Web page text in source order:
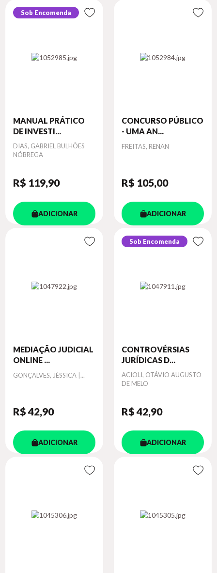
Sob Encomenda
MANUAL PRÁTICO
DE INVESTI...
Autor
DIAS, GABRIEL BULHÕES
NÓBREGA
R$ 119,90
ADICIONAR
CONCURSO PÚBLICO
- UMA AN...
Autor
FREITAS, RENAN
R$ 105,00
ADICIONAR
MEDIAÇÃO JUDICIAL
ONLINE ...
Autor
GONÇALVES, JÉSSICA |...
R$ 42,90
ADICIONAR
Sob Encomenda
CONTROVÉRSIAS
JURÍDICAS D...
Autor
ACIOLI, OTÁVIO AUGUSTO
DE MELO
R$ 42,90
ADICIONAR